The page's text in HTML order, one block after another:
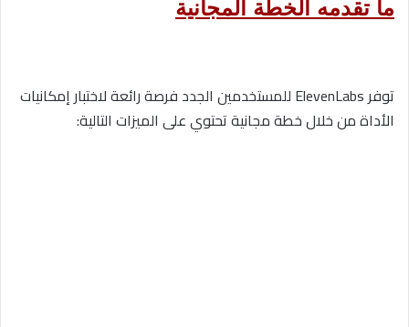
ما تقدمه الخطة المجانية
توفر ElevenLabs للمستخدمين الجدد فرصة رائعة لاختبار إمكانيات
الأداة من خلال خطة مجانية تحتوي على الميزات التالية: